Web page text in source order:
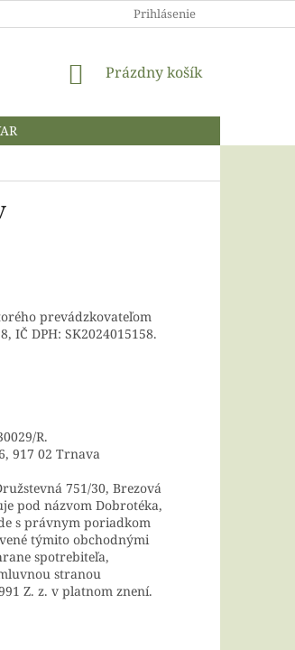
ÚDAJOV Prihlásenie
NÁKUPNÝ
Prázdny košík
prevádzkovateľom
IČ DPH: SK2024015158.
R.
917 02 Trnava
751/30, Brezová
pod názvom Dobrotéka,
s právnym poriadkom
týmito obchodnými
spotrebiteľa,
stranou
Z. z. v platnom znení.